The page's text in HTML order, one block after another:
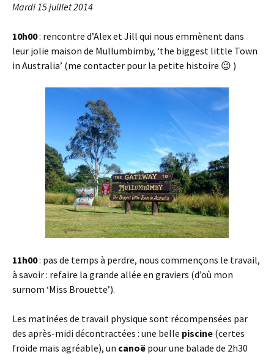
Mardi 15 juillet 2014
10h00: rencontre d’Alex et Jill qui nous emmènent dans
leur jolie maison de Mullumbimby, ‘the biggest little Town
in Australia’ (me contacter pour la petite histoire 😉 )
11h00: pas de temps à perdre, nous commençons le travail,
à savoir : refaire la grande allée en graviers (d’où mon
surnom ‘Miss Brouette’).
Les matinées de travail physique sont récompensées par
des après-midi décontractées : une belle piscine (certes
froide mais agréable), un canoë pour une balade de 2h30